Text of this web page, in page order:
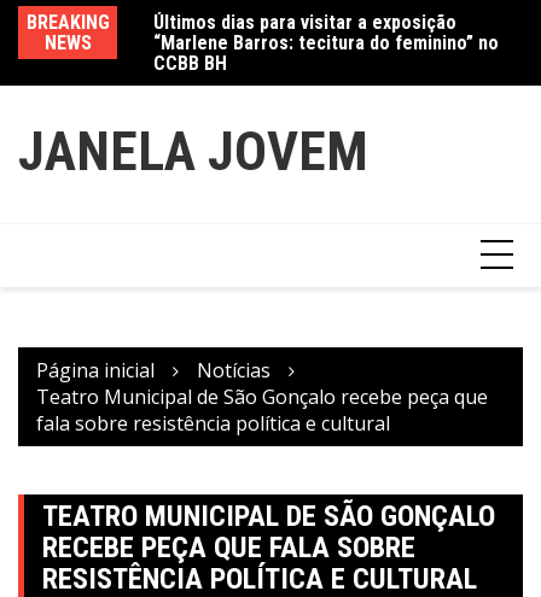
conteúdo
BREAKING
NEWS
marcam
Últimos dias para visitar a exposição
“Marlene Barros: tecitura do feminino” no
CCBB BH
JANELA JOVEM
Página inicial
Notícias
Teatro Municipal de São Gonçalo recebe peça que
fala sobre resistência política e cultural
TEATRO MUNICIPAL DE SÃO GONÇALO
RECEBE PEÇA QUE FALA SOBRE
RESISTÊNCIA POLÍTICA E CULTURAL